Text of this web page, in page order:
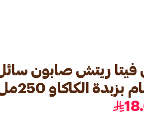
ريتش صابون
الكاكاو 250مل